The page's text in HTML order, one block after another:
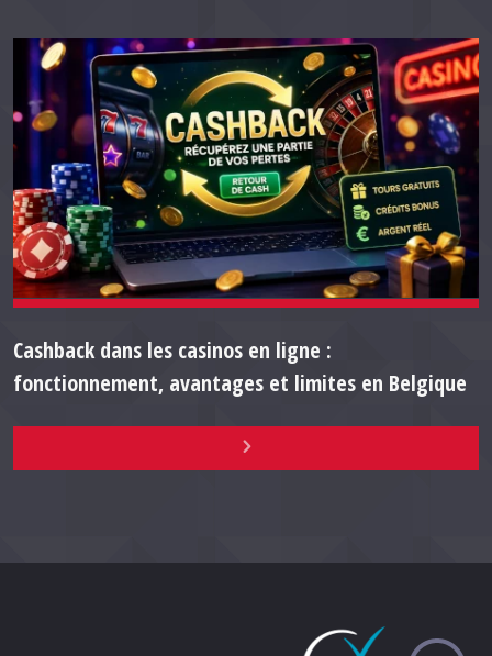
Cashback dans les casinos en ligne :
fonctionnement, avantages et limites en Belgique